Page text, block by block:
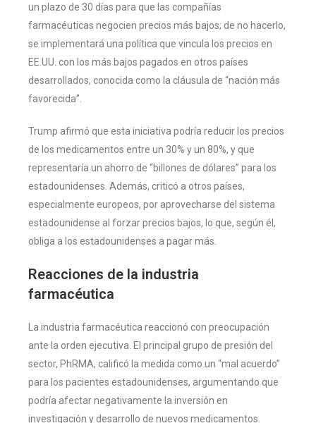
un plazo de 30 días para que las compañías
farmacéuticas negocien precios más bajos; de no hacerlo,
se implementará una política que vincula los precios en
EE.UU. con los más bajos pagados en otros países
desarrollados, conocida como la cláusula de “nación más
favorecida”.
Trump afirmó que esta iniciativa podría reducir los precios
de los medicamentos entre un 30% y un 80%, y que
representaría un ahorro de “billones de dólares” para los
estadounidenses. Además, criticó a otros países,
especialmente europeos, por aprovecharse del sistema
estadounidense al forzar precios bajos, lo que, según él,
obliga a los estadounidenses a pagar más.
Reacciones de la industria
farmacéutica
La industria farmacéutica reaccionó con preocupación
ante la orden ejecutiva. El principal grupo de presión del
sector, PhRMA, calificó la medida como un “mal acuerdo”
para los pacientes estadounidenses, argumentando que
podría afectar negativamente la inversión en
investigación y desarrollo de nuevos medicamentos.